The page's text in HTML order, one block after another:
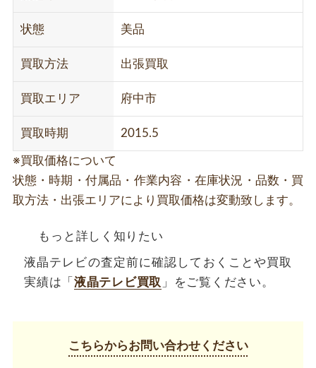
状態 美品
買取方法 出張買取
買取エリア 府中市
買取時期 2015.5
※買取価格について
状態・時期・付属品・作業内容・在庫状況・品数・買
取方法・出張エリアにより買取価格は変動致します。
もっと詳しく知りたい
液晶テレビの査定前に確認しておくことや買取
実績は「 液晶テレビ買取 」をご覧ください。
こちらからお問い合わせください